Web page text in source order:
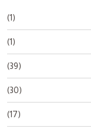
(1)
(1)
(39)
(30)
(17)